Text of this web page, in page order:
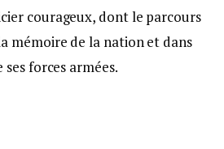
courageux, dont le parcours
mémoire de la nation et dans
forces armées.